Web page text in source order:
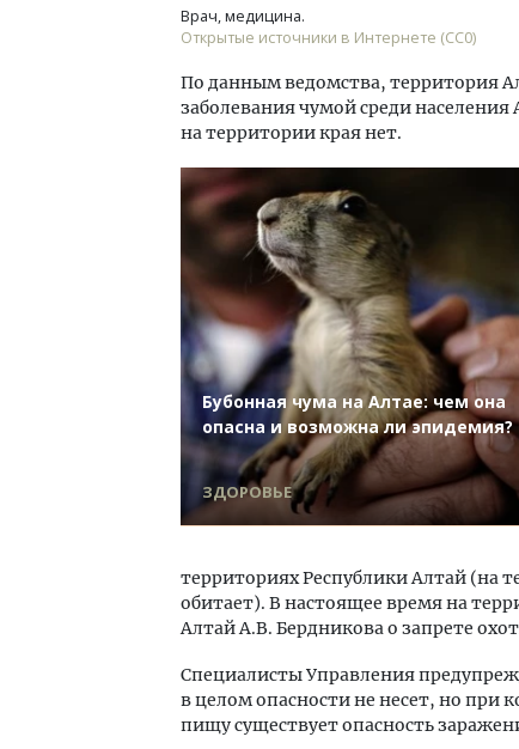
Врач, медицина.
Открытые источники в Интернете (СС0)
По данным ведомства, территория
заболевания чумой среди
на территории края нет.
Бубонная чума на Алтае: чем она
опасна и возможна ли эпидемия?
ЗДОРОВЬЕ
территориях Республики Алтай (на
обитает). В настоящее время на
Алтай А.В. Бердникова о запрете
Специалисты Управления
в целом опасности не несет, но при
пищу существует опасность